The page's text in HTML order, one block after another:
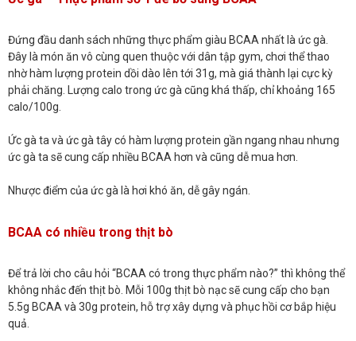
Đứng đầu danh sách những thực phẩm giàu BCAA nhất là ức gà.
Đây là món ăn vô cùng quen thuộc với dân tập gym, chơi thể thao
nhờ hàm lượng protein dồi dào lên tới 31g, mà giá thành lại cực kỳ
phải chăng. Lượng calo trong ức gà cũng khá thấp, chỉ khoảng 165
calo/100g.
Ức gà ta và ức gà tây có hàm lượng protein gần ngang nhau nhưng
ức gà ta sẽ cung cấp nhiều BCAA hơn và cũng dễ mua hơn.
Nhược điểm của ức gà là hơi khó ăn, dễ gây ngán.
BCAA có nhiều trong thịt bò
Để trả lời cho câu hỏi “BCAA có trong thực phẩm nào?” thì không thể
không nhắc đến thịt bò. Mỗi 100g thịt bò nạc sẽ cung cấp cho bạn
5.5g BCAA và 30g protein, hỗ trợ xây dựng và phục hồi cơ bắp hiệu
quả.